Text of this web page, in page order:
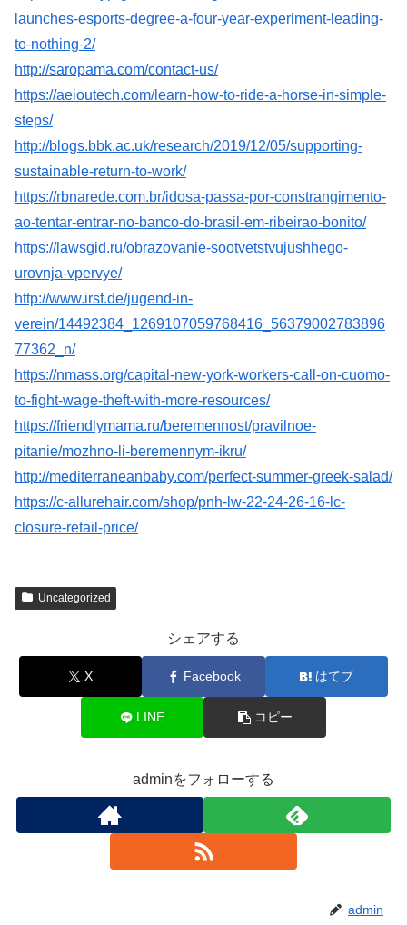
launches-esports-degree-a-four-year-experiment-leading-
to-nothing-2/
http://saropama.com/contact-us/
https://aeioutech.com/learn-how-to-ride-a-horse-in-simple-
steps/
http://blogs.bbk.ac.uk/research/2019/12/05/supporting-
sustainable-return-to-work/
https://rbnarede.com.br/idosa-passa-por-constrangimento-
ao-tentar-entrar-no-banco-do-brasil-em-ribeirao-bonito/
https://lawsgid.ru/obrazovanie-sootvetstvujushhego-
urovnja-vpervye/
http://www.irsf.de/jugend-in-
verein/14492384_1269107059768416_56379002783896
77362_n/
https://nmass.org/capital-new-york-workers-call-on-cuomo-
to-fight-wage-theft-with-more-resources/
https://friendlymama.ru/beremennost/pravilnoe-
pitanie/mozhno-li-beremennym-ikru/
http://mediterraneanbaby.com/perfect-summer-greek-salad/
https://c-allurehair.com/shop/pnh-lw-22-24-26-16-lc-
closure-retail-price/
Uncategorized
シェアする
X Facebook はてブ
LINE コピー
adminをフォローする
admin